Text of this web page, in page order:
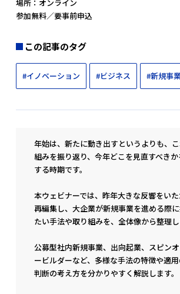
場所：オンライン
参加無料／要事前申込
この記事のタグ
#イノベーション #ビジネス #新規事
年始は、新たに動き出すというよりも、
組みを振り返り、今年どこを見直すべき
する時期です。
本ウェビナーでは、昨年大きな反響をい
再編集し、大企業が新規事業を進める際
たい手法や取り組みを、全体像から整理し
公募型社内新規事業、出向起業、スピン
ービルダーなど、多様な手法の特徴や適用
判断の考え方を分かりやすく解説します。